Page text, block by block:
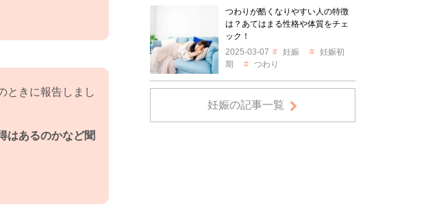
ときに報告しまし
はあるのかなど聞
つわりが酷くなりやすい人の特徴
は？あてはまる性格や体質をチェ
ック！
2025-03-07
妊娠
妊娠初
期
つわり
妊娠の記事一覧